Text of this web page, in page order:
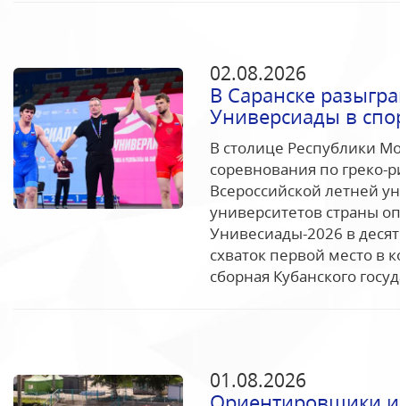
02.08.2026
В Саранске
Универсиады в
В столице Республики
соревнования по греко-
Всероссийской летней
университетов страны
Унивесиады-2026 в
схваток первой место в
сборная Кубанского
01.08.2026